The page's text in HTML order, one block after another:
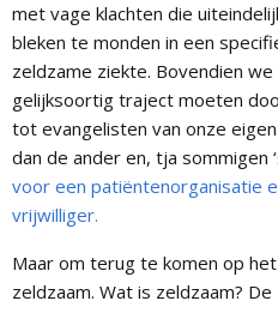
met vage klachten die
bleken te monden in een
zeldzame ziekte. Bovendien
gelijksoortig traject moeten
tot evangelisten van onze
dan de ander en, tja sommigen
voor een patiëntenorganisatie
vrijwilliger.
Maar om terug te komen op
zeldzaam. Wat is zeldzaam? De